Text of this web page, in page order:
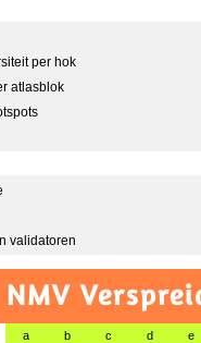
per hok
atlasblok
validatoren
NMV
a b c d e